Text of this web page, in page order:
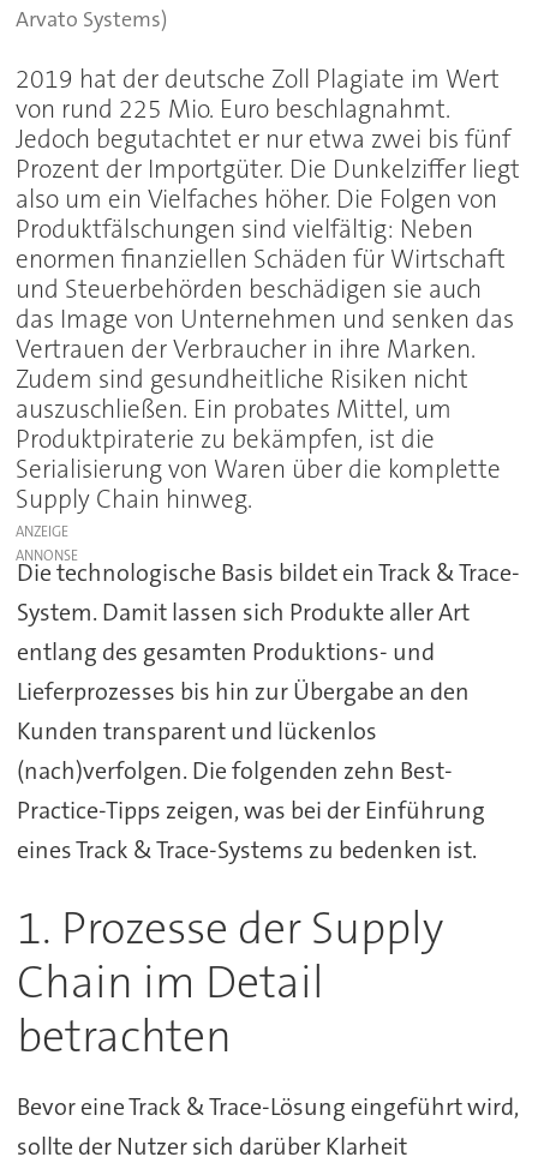
Arvato Systems)
2019 hat der deutsche Zoll Plagiate im Wert
von rund 225 Mio. Euro beschlagnahmt.
Jedoch begutachtet er nur etwa zwei bis fünf
Prozent der Importgüter. Die Dunkelziffer liegt
also um ein Vielfaches höher. Die Folgen von
Produktfälschungen sind vielfältig: Neben
enormen finanziellen Schäden für Wirtschaft
und Steuerbehörden beschädigen sie auch
das Image von Unternehmen und senken das
Vertrauen der Verbraucher in ihre Marken.
Zudem sind gesundheitliche Risiken nicht
auszuschließen. Ein probates Mittel, um
Produktpiraterie zu bekämpfen, ist die
Serialisierung von Waren über die komplette
Supply Chain hinweg.
ANZEIGE
Die technologische Basis bildet ein Track & Trace-
System. Damit lassen sich Produkte aller Art
entlang des gesamten Produktions- und
Lieferprozesses bis hin zur Übergabe an den
Kunden transparent und lückenlos
(nach)verfolgen. Die folgenden zehn Best-
Practice-Tipps zeigen, was bei der Einführung
eines Track & Trace-Systems zu bedenken ist.
1. Prozesse der Supply
Chain im Detail
betrachten
Bevor eine Track & Trace-Lösung eingeführt wird,
sollte der Nutzer sich darüber Klarheit